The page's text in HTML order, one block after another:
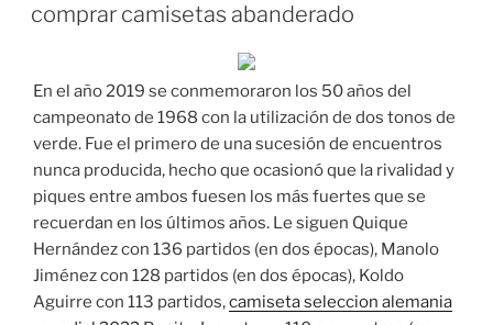
comprar camisetas abanderado
En el año 2019 se conmemoraron los 50 años del
campeonato de 1968 con la utilización de dos tonos de
verde. Fue el primero de una sucesión de encuentros
nunca producida, hecho que ocasionó que la rivalidad y
piques entre ambos fuesen los más fuertes que se
recuerdan en los últimos años. Le siguen Quique
Hernández con 136 partidos (en dos épocas), Manolo
Jiménez con 128 partidos (en dos épocas), Koldo
Aguirre con 113 partidos,camiseta seleccion alemania